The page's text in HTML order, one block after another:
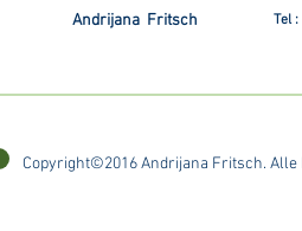
Andrijana Fritsch
Tel
Copyright©2016 Andrijana Fritsch. Alle